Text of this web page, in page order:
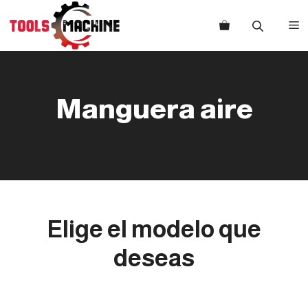
Manguera aire
Elige el modelo que
deseas